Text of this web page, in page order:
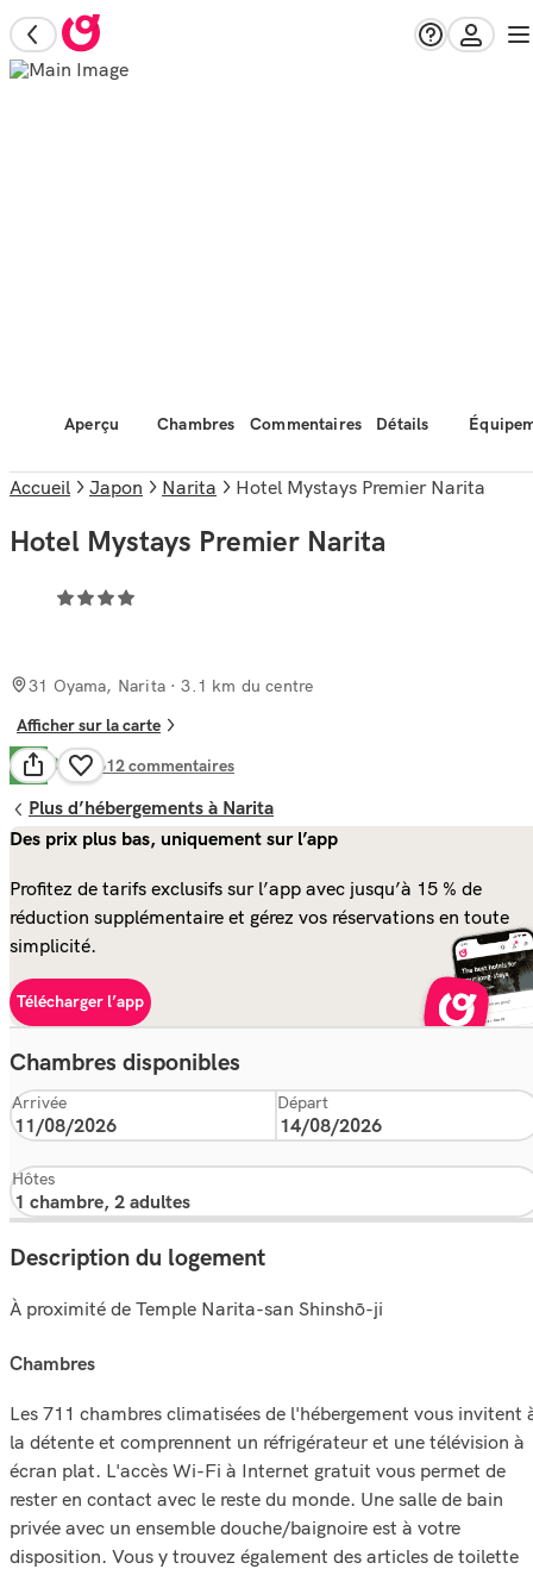
Aperçu Chambres Commentaires Détails
Accueil Japon Narita Hotel Mystays Premier Narita
Hotel Mystays Premier Narita
31 Oyama, Narita· 3.1 km du centre
Afficher sur la carte
7.3 Bien1 612commentaires
Plus d’hébergements à Narita
Des prix plus bas, uniquement sur l’app
Profitez de tarifs exclusifs sur l’app avec jusqu’à 15 % de
réduction supplémentaire et gérez vos réservations en toute
simplicité.
Télécharger l’app
Chambres disponibles
Arrivée Départ
Hôtes
Description du logement
À proximité de Temple Narita-san Shinshō-ji
chambres
Les 711 chambres climatisées de l'hébergement vous invitent
la détente et comprennent un réfrigérateur et une télévision à
écran plat. L'accès Wi-Fi à Internet gratuit vous permet de
rester en contact avec le reste du monde. Une salle de bain
privée avec un ensemble douche/baignoire est à votre
disposition. Vous y trouvez également des articles de toilette